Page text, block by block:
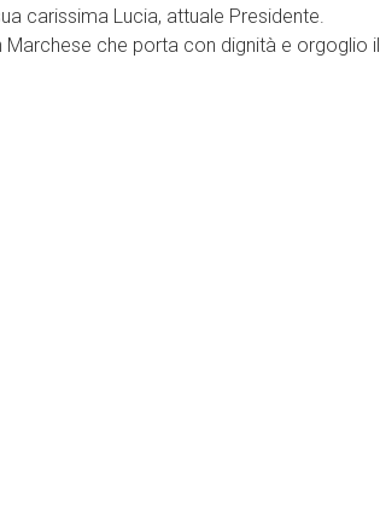
carissima Lucia, attuale Presidente.
Marchese che porta con dignità e orgoglio il